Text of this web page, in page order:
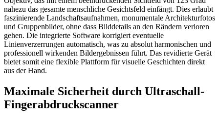
nahezu das gesamte menschliche Gesichtsfeld einfängt. Dies erlaubt
faszinierende Landschaftsaufnahmen, monumentale Architekturfotos
und Gruppenbilder, ohne dass Bilddetails an den Rändern verloren
gehen. Die integrierte Software korrigiert eventuelle
Linienverzerrungen automatisch, was zu absolut harmonischen und
professionell wirkenden Bildergebnissen führt. Das revidierte Gerät
bietet somit eine flexible Plattform für visuelle Geschichten direkt
aus der Hand.
Maximale Sicherheit durch Ultraschall-
Fingerabdruckscanner